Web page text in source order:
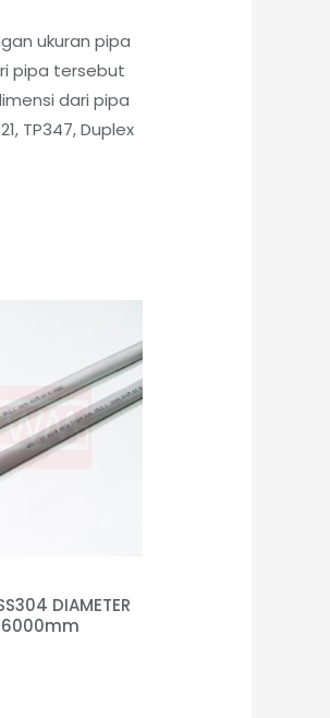
ukuran pipa
pipa tersebut
dari pipa
TP347, Duplex
DIAMETER
6000mm